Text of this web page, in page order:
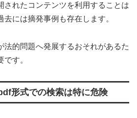
されたコンテンツを利用することは
には摘発事例も存在します。
法的問題へ発展するおそれがあるた
す。
形式での検索は特に危険